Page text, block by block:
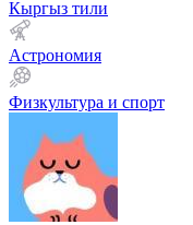
Кыргыз тили
Астрономия
Физкультура и спорт